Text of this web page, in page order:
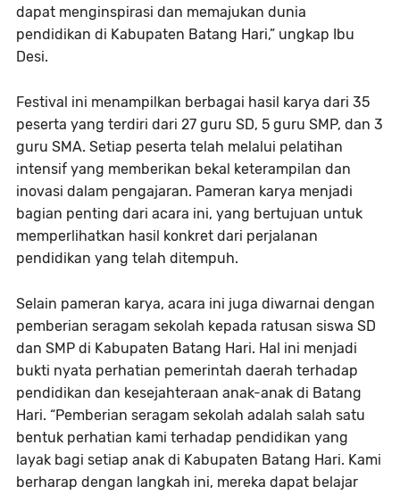
dapat menginspirasi dan memajukan dunia
pendidikan di Kabupaten Batang Hari,” ungkap Ibu
Desi.
Festival ini menampilkan berbagai hasil karya dari 35
peserta yang terdiri dari 27 guru SD, 5 guru SMP, dan 3
guru SMA. Setiap peserta telah melalui pelatihan
intensif yang memberikan bekal keterampilan dan
inovasi dalam pengajaran. Pameran karya menjadi
bagian penting dari acara ini, yang bertujuan untuk
memperlihatkan hasil konkret dari perjalanan
pendidikan yang telah ditempuh.
Selain pameran karya, acara ini juga diwarnai dengan
pemberian seragam sekolah kepada ratusan siswa SD
dan SMP di Kabupaten Batang Hari. Hal ini menjadi
bukti nyata perhatian pemerintah daerah terhadap
pendidikan dan kesejahteraan anak-anak di Batang
Hari. “Pemberian seragam sekolah adalah salah satu
bentuk perhatian kami terhadap pendidikan yang
layak bagi setiap anak di Kabupaten Batang Hari. Kami
berharap dengan langkah ini, mereka dapat belajar